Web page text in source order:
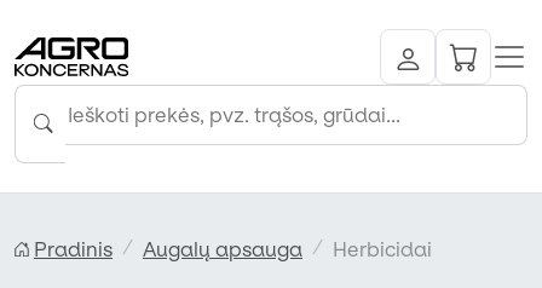
Pradinis Augalų apsauga Herbicidai